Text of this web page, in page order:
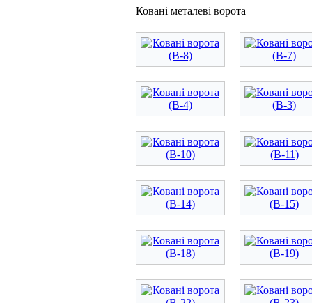
Ковані металеві ворота